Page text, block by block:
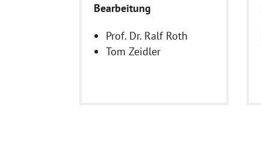
Bearbeitung
Prof. Dr. Ralf Roth
Tom Zeidler